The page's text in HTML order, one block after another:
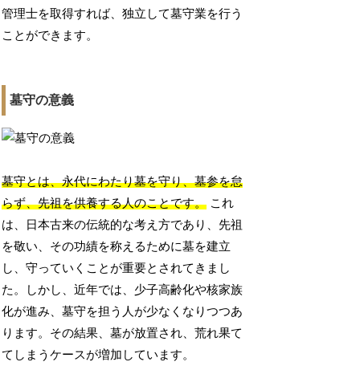
管理士を取得すれば、独立して墓守業を行う
ことができます。
墓守の意義
墓守とは、永代にわたり墓を守り、墓参を怠
らず、先祖を供養する人のことです。 これ
は、日本古来の伝統的な考え方であり、先祖
を敬い、その功績を称えるために墓を建立
し、守っていくことが重要とされてきまし
た。しかし、近年では、少子高齢化や核家族
化が進み、墓守を担う人が少なくなりつつあ
ります。その結果、墓が放置され、荒れ果て
てしまうケースが増加しています。